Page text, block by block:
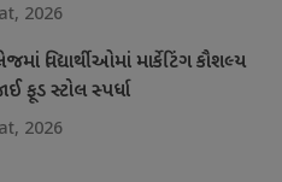
2026
વિદ્યાર્થીઓમાં માર્કેટિંગ કૌશલ્ય
ફૂડ સ્ટોલ સ્પર્ધા
2026